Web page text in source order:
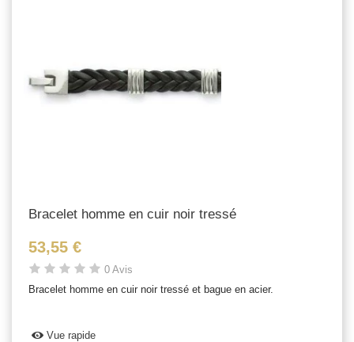
Bracelet homme en cuir noir tressé
53,55 €
0 Avis
Bracelet homme en cuir noir tressé et bague en acier.
Vue rapide